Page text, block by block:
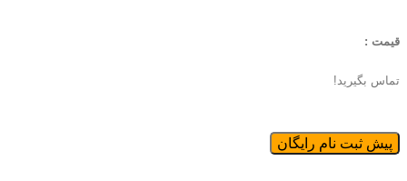
قیمت :
تماس بگیرید!
پیش ثبت نام رایگان